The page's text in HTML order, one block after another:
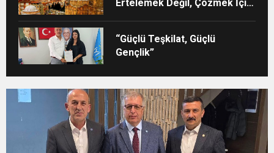
Ertelemek Değil, Çözmek İçin
“Güçlü Teşkilat, Güçlü
Gençlik”